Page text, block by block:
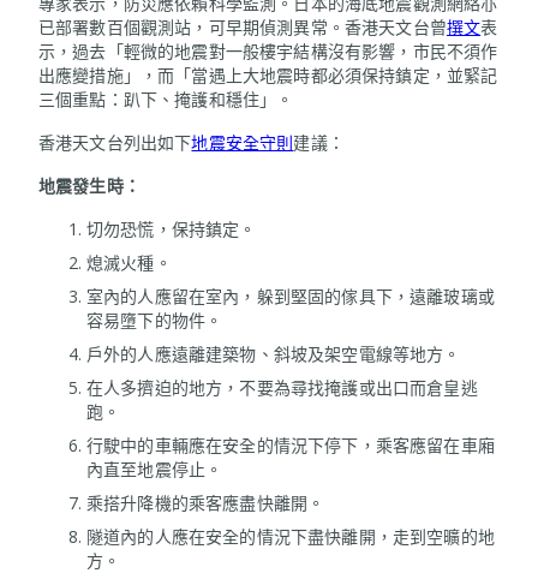
已部署數百個觀測站，可早期偵測異常。香港天文台曾撰文表
示，過去「輕微的地震對一般樓宇結構沒有影響，市民不須作
出應變措施」，而「當遇上大地震時都必須保持鎮定，並緊記
三個重點：趴下、掩護和穩住」。
香港天文台列出如下地震安全守則建議：
地震發生時：
切勿恐慌，保持鎮定。
熄滅火種。
室內的人應留在室內，躲到堅固的傢具下，遠離玻璃或
容易墮下的物件。
戶外的人應遠離建築物、斜坡及架空電線等地方。
在人多擠迫的地方，不要為尋找掩護或出口而倉皇逃
跑。
行駛中的車輛應在安全的情況下停下，乘客應留在車廂
內直至地震停止。
乘搭升降機的乘客應盡快離開。
隧道內的人應在安全的情況下盡快離開，走到空曠的地
方。